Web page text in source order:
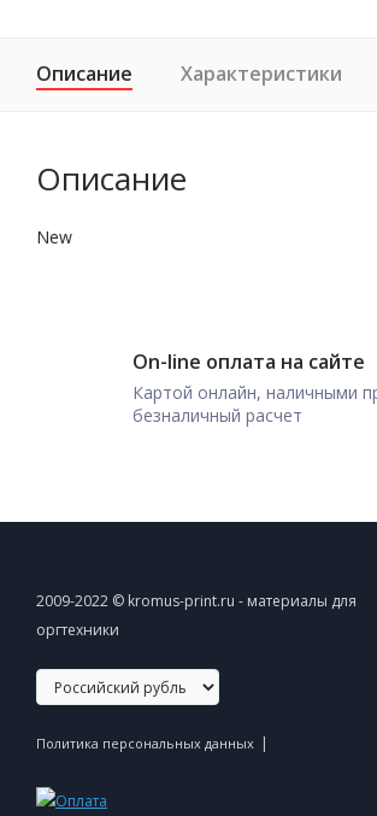
Описание Характеристики
Описание
New
On-line оплата на сайте
Картой онлайн, наличными
безналичный расчет
2009-2022 © kromus-print.ru - материалы для
оргтехники
Политика персональных данных |